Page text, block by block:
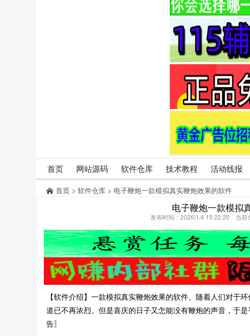
首页 网站源码 软件仓库 技术教程 活动线报
首页 > 软件仓库 > 电子鞭炮一款模拟真实鞭炮效果的软件
电子鞭炮一款模拟
发布时间：2026/1/4 15:22:20 当前
【软件介绍】一款模拟真实鞭炮效果的软件。随着人们对于
道已不再浓烈。但是喜庆的日子又怎能没有鞭炮的声音，于
告〗